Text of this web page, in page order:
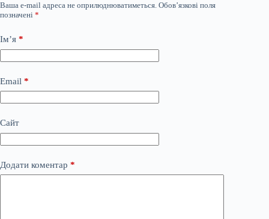
Ваша e-mail адреса не оприлюднюватиметься. Обов’язкові поля
позначені *
Ім’я *
Email *
Сайт
Додати коментар *